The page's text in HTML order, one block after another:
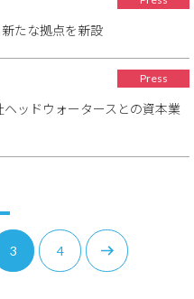
たな拠点を新設
Press
ッドウォータースとの資本業
3 4